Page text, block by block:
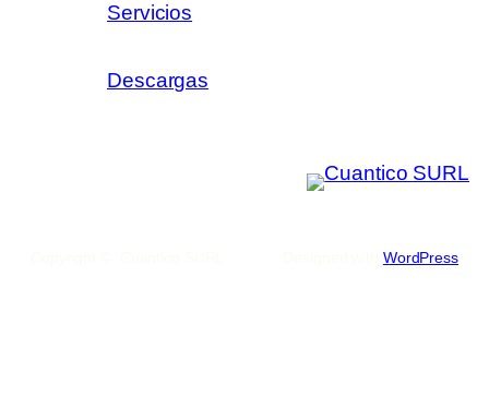
Servicios
Descargas
WordPress